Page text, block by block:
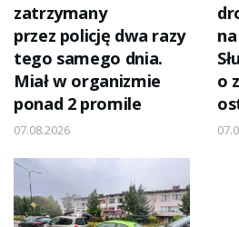
zatrzymany
przez policję dwa razy
tego samego dnia.
Miał w organizmie
ponad 2 promile
07.08.2026
o